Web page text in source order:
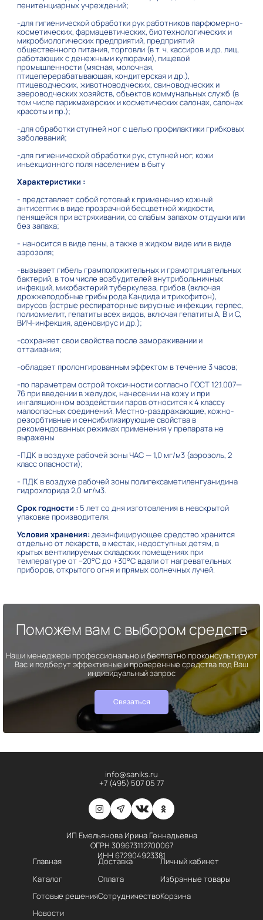
пенитенциарных учреждений;
-для гигиенической обработки рук работников парфюмерно-
косметических, фармацевтических, биотехнологических и
микробиологических предприятий, предприятий
общественного питания, торговли (в т. ч. кассиров и др. лиц,
работающих с денежными купюрами), пищевой
промышленности (мясная, молочная,
птицеперерабатывающая, кондитерская и др.),
птицеводческих, животноводческих, свиноводческих и
звероводческих хозяйств, объектов коммунальных служб (в
том числе парикмахерских и косметических салонах, салонах
красоты и пр.);
-для обработки ступней ног с целью профилактики грибковых
заболеваний;
-для гигиенической обработки рук, ступней ног, кожи
инъекционного поля населением в быту
Характеристики :
- представляет собой готовый к применению кожный
антисептик в виде прозрачной бесцветной жидкости,
пенящейся при встряхивании, со слабым запахом отдушки или
без запаха;
- наносится в виде пены, а также в жидком виде или в виде
аэрозоля;
-вызывает гибель грамположительных и грамотрицательных
бактерий, в том числе возбудителей внутрибольничных
инфекций, микобактерий туберкулеза, грибов (включая
дрожжеподобные грибы рода Кандида и трихофитон),
вирусов (острые респираторные вирусные инфекции, герпес,
полиомиелит, гепатиты всех видов, включая гепатиты А, В и С,
ВИЧ-инфекция, аденовирус и др.);
-сохраняет свои свойства после замораживании и
оттаивания;
-обладает пролонгированным эффектом в течение 3 часов;
-по параметрам острой токсичности согласно ГОСТ 12.1.007—
76 при введении в желудок, нанесении на кожу и при
ингаляционном воздействии паров относится к 4 классу
малоопасных соединений. Местно-раздражающие, кожно-
резорбтивные и сенсибилизирующие свойства в
рекомендованных режимах применения у препарата не
выражены
-ПДК в воздухе рабочей зоны ЧАС — 1,0 мг/м3 (аэрозоль, 2
класс опасности);
- ПДК в воздухе рабочей зоны полигексаметиленгуанидина
гидрохлорида 2,0 мг/м3.
Срок годности : 5 лет со дня изготовления в невскрытой
упаковке производителя.
Условия хранения:дезинфицирующее средство хранится
отдельно от лекарств, в местах, недоступных детям, в
крытых вентилируемых складских помещениях при
температуре от −20°С до +30°С вдали от нагревательных
приборов, открытого огня и прямых солнечных лучей.
Поможем вам с выбором средств
Наши менеджеры профессионально и бесплатно проконсультируют
Вас и подберут эффективные и проверенные средства под Ваш
индивидуальный запрос
Связаться
info@saniks.ru
+7 (495) 507 05 77
ИП Емельянова Ирина Геннадьевна
ОГРН 309673112700067
ИНН 672904923381
Главная
Каталог
Готовые решения
Новости
Доставка
Оплата
Сотрудничество
Личный кабинет
Избранные товары
Корзина